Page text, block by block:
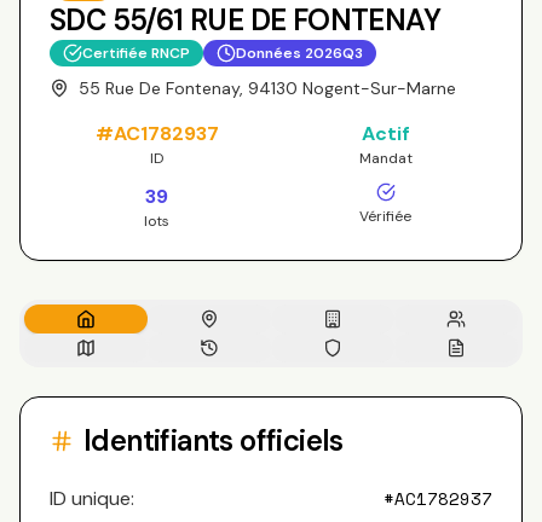
SDC 55/61 RUE DE FONTENAY
Certifiée RNCP Données 2026Q3
55 Rue De Fontenay, 94130 Nogent-Sur-Marne
#AC1782937
ID
Actif
Mandat
39
lots Vérifiée
Identifiants officiels
ID unique: #AC1782937